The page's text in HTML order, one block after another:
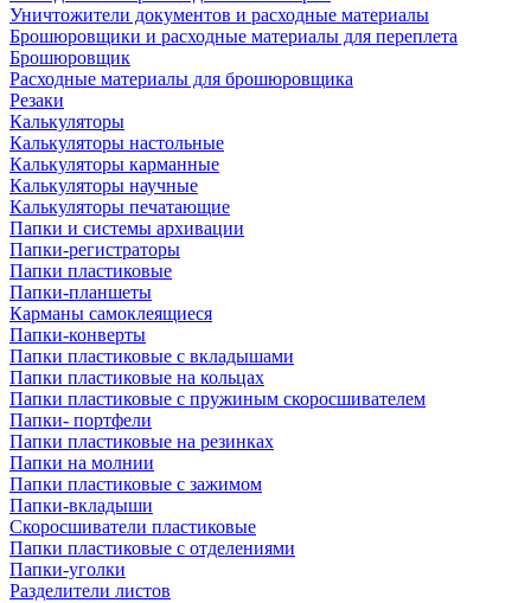
Уничтожители документов и расходные материалы
Брошюровщики и расходные материалы для переплета
Брошюровщик
Расходные материалы для брошюровщика
Резаки
Калькуляторы
Калькуляторы настольные
Калькуляторы карманные
Калькуляторы научные
Калькуляторы печатающие
Папки и системы архивации
Папки-регистраторы
Папки пластиковые
Папки-планшеты
Карманы самоклеящиеся
Папки-конверты
Папки пластиковые с вкладышами
Папки пластиковые на кольцах
Папки пластиковые с пружиным скоросшивателем
Папки- портфели
Папки пластиковые на резинках
Папки на молнии
Папки пластиковые с зажимом
Папки-вкладыши
Скоросшиватели пластиковые
Папки пластиковые с отделениями
Папки-уголки
Разделители листов